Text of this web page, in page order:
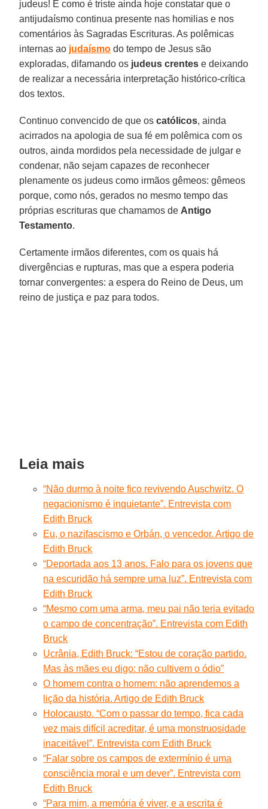
judeus! E como é triste ainda hoje constatar que o
antijudaísmo continua presente nas homilias e nos
comentários às Sagradas Escrituras. As polêmicas
internas ao judaísmo do tempo de Jesus são
exploradas, difamando os judeus crentes e deixando
de realizar a necessária interpretação histórico-crítica
dos textos.
Continuo convencido de que oscatólicos, ainda
acirrados na apologia de sua fé em polêmica com os
outros, ainda mordidos pela necessidade de julgar e
condenar, não sejam capazes de reconhecer
plenamente os judeus como irmãos gêmeos: gêmeos
porque, como nós, gerados no mesmo tempo das
próprias escrituras que chamamos de Antigo
Testamento.
Certamente irmãos diferentes, com os quais há
divergências e rupturas, mas que a espera poderia
tornar convergentes: a espera do Reino de Deus, um
reino de justiça e paz para todos.
Leia mais
“Não durmo à noite fico revivendo Auschwitz. O
negacionismo é inquietante”. Entrevista com
Edith Bruck
Eu, o nazifascismo e Orbán, o vencedor. Artigo de
Edith Bruck
“Deportada aos 13 anos. Falo para os jovens que
na escuridão há sempre uma luz”. Entrevista com
Edith Bruck
“Mesmo com uma arma, meu pai não teria evitado
o campo de concentração”. Entrevista com Edith
Bruck
Ucrânia, Edith Bruck: “Estou de coração partido.
Mas às mães eu digo: não cultivem o ódio”
O homem contra o homem: não aprendemos a
lição da história. Artigo de Edith Bruck
Holocausto. “Com o passar do tempo, fica cada
vez mais difícil acreditar, é uma monstruosidade
inaceitável”. Entrevista com Edith Bruck
“Falar sobre os campos de extermínio é uma
consciência moral e um dever”. Entrevista com
Edith Bruck
“Para mim, a memória é viver, e a escrita é